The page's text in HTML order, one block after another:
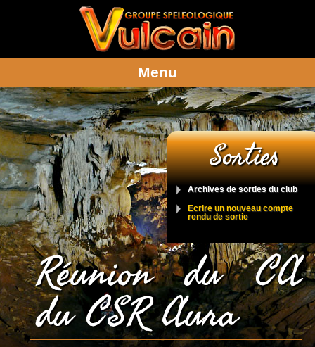
Menu
Sorties
Archives de sorties du club
Ecrire un nouveau compte
rendu de sortie
Réunion du CA
du CSR Aura